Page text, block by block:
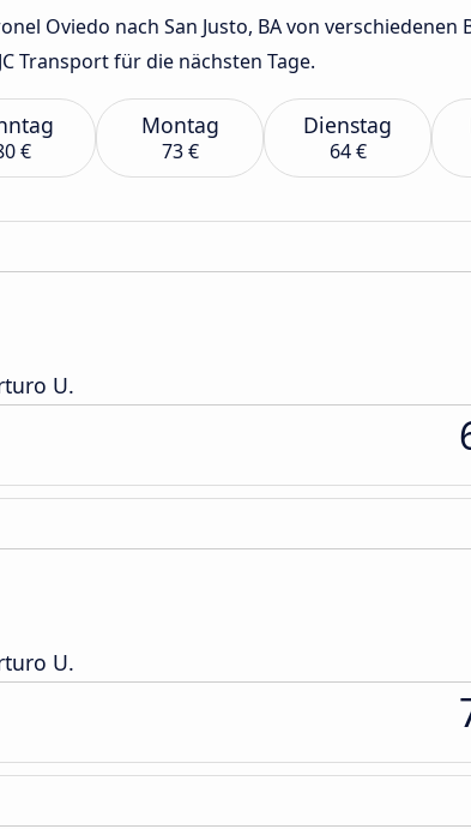
Oviedo nach San Justo, BA von
Transport für die nächsten Tage.
€
Montag
73 €
Dienstag
64 €
U.
U.